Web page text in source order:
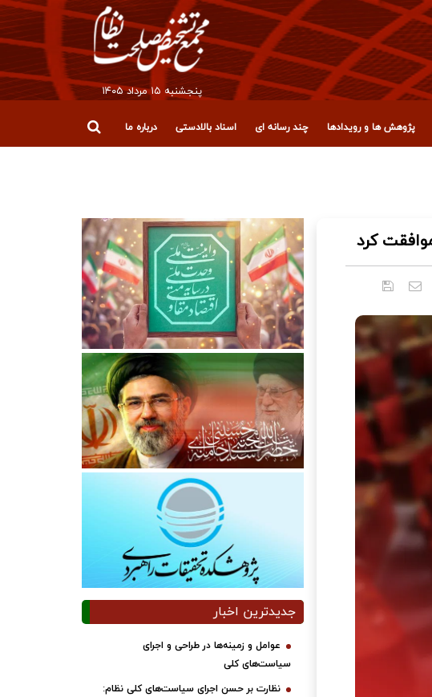
پنجشنبه ۱۵ مرداد ۱۴۰۵
پژوهش ها و رویدادها چند رسانه ای اسناد بالادستی درباره ما
جدیدترین اخبار
عوامل و زمینه‌ها در طراحی و اجرای
سیاست‌های کلی
نظارت بر حسن اجرای سیاست‌های کلی نظام: